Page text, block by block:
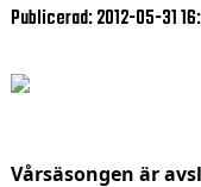
Publicerad: 2012-05-31
Vårsäsongen är